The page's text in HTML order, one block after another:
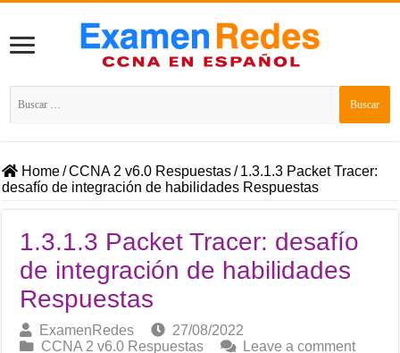
Buscar:
Home/CCNA 2 v6.0 Respuestas/ 1.3.1.3 Packet Tracer:
desafío de integración de habilidades Respuestas
1.3.1.3 Packet Tracer: desafío
de integración de habilidades
Respuestas
ExamenRedes
27/08/2022
CCNA 2 v6.0 Respuestas
Leave a comment